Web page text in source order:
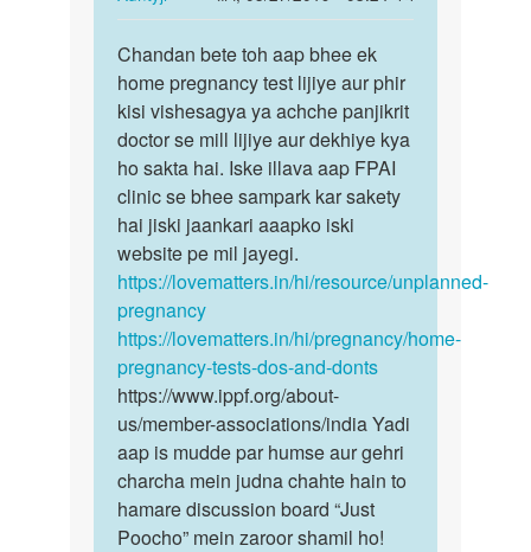
by
Sandeep
reply
to
Mai
v
isi
paresani
me
fansa…
by
chandan
kumar
sharma
Chandan
bete
toh
aap
bhee
ek…
Chandan bete toh aap bhee ek
home pregnancy test lijiye aur phir
kisi vishesagya ya achche panjikrit
doctor se mill lijiye aur dekhiye kya
ho sakta hai. Iske illava aap FPAI
clinic se bhee sampark kar sakety
hai jiski jaankari aaapko iski
website pe mil jayegi.
https://lovematters.in/hi/resource/unplanned-
pregnancy
https://lovematters.in/hi/pregnancy/home-
pregnancy-tests-dos-and-donts
https://www.ippf.org/about-
us/member-associations/india Yadi
aap is mudde par humse aur gehri
charcha mein judna chahte hain to
hamare discussion board “Just
Poocho” mein zaroor shamil ho!